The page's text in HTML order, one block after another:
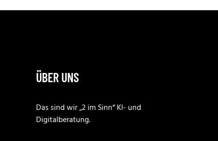
ÜBER UNS
Das sind wir „2 im Sinn“ KI- und
Digitalberatung.